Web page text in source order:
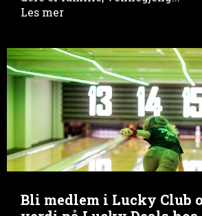
Les mer
Bli medlem i Lucky Club